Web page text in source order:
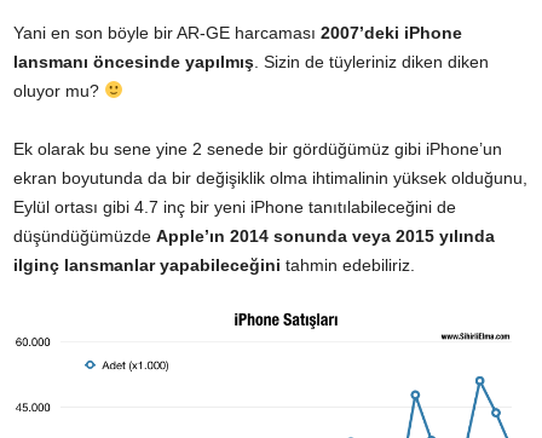
Yani en son böyle bir AR-GE harcaması 2007’deki iPhone
lansmanı öncesinde yapılmış . Sizin de tüyleriniz diken diken
oluyor mu?
Ek olarak bu sene yine 2 senede bir gördüğümüz gibi iPhone’un
ekran boyutunda da bir değişiklik olma ihtimalinin yüksek olduğunu,
Eylül ortası gibi 4.7 inç bir yeni iPhone tanıtılabileceğini de
düşündüğümüzde Apple’ın 2014 sonunda veya 2015 yılında
ilginç lansmanlar yapabileceğini tahmin edebiliriz.